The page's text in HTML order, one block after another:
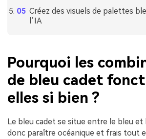
Créez des visuels de palettes
l’IA
Pourquoi les
de bleu cadet
elles si bien ?
Le bleu cadet se situe entre le bleu
donc paraître océanique et frais tout